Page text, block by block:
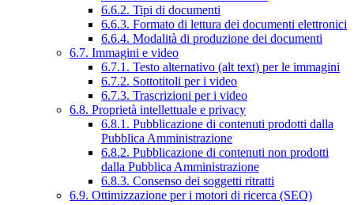
6.6.2. Tipi di documenti
6.6.3. Formato di lettura dei documenti elettronici
6.6.4. Modalità di produzione dei documenti
6.7. Immagini e video
6.7.1. Testo alternativo (alt text) per le immagini
6.7.2. Sottotitoli per i video
6.7.3. Trascrizioni per i video
6.8. Proprietà intellettuale e privacy
6.8.1. Pubblicazione di contenuti prodotti dalla
Pubblica Amministrazione
6.8.2. Pubblicazione di contenuti non prodotti
dalla Pubblica Amministrazione
6.8.3. Consenso dei soggetti ritratti
6.9. Ottimizzazione per i motori di ricerca (SEO)